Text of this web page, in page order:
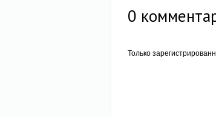
0
Только